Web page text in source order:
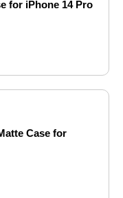
for iPhone 14 Pro
Case for